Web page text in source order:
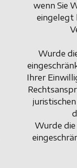
wenn Sie
eingelegt
Wurde
Ihrer
Wurde